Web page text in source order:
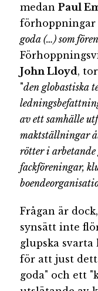
medan Paul
förhoppningar
goda (…) som
John Lloyd,
"den globastiska
av ett samhälle
maktställningar
rötter i arbetande
fackföreningar,
Frågan är
synsätt inte
glupska
för att just
goda" och ett